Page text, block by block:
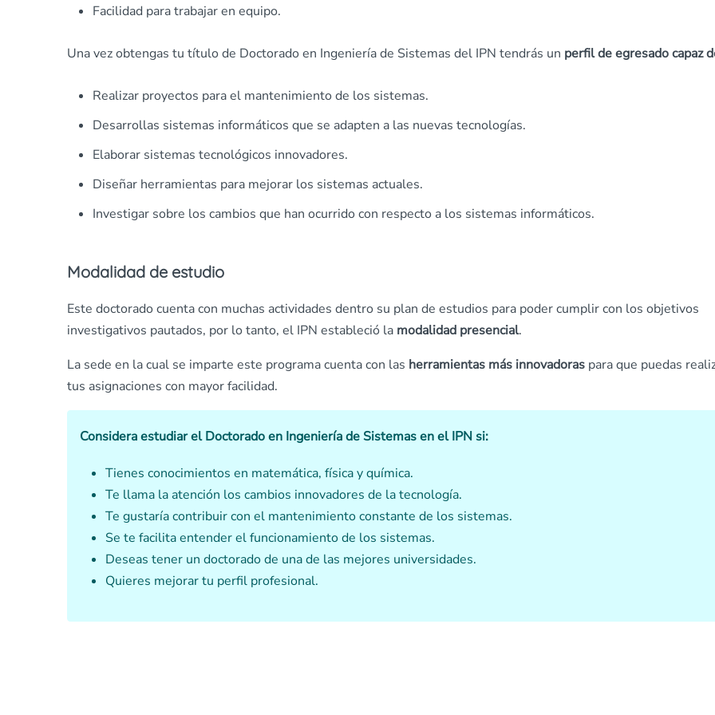
Facilidad para trabajar en equipo.
Una vez obtengas tu título de Doctorado en Ingeniería de Sistemas del IPN tendrás un perfil de egresado capaz
Realizar proyectos para el mantenimiento de los sistemas.
Desarrollas sistemas informáticos que se adapten a las nuevas tecnologías.
Elaborar sistemas tecnológicos innovadores.
Diseñar herramientas para mejorar los sistemas actuales.
Investigar sobre los cambios que han ocurrido con respecto a los sistemas informáticos.
Modalidad de estudio
Este doctorado cuenta con muchas actividades dentro su plan de estudios para poder cumplir con los objetivos
investigativos pautados, por lo tanto, el IPN estableció la modalidad presencial.
La sede en la cual se imparte este programa cuenta con las herramientas más innovadoras para que puedas
tus asignaciones con mayor facilidad.
Considera estudiar el Doctorado en Ingeniería de Sistemas en el IPN si:
Tienes conocimientos en matemática, física y química.
Te llama la atención los cambios innovadores de la tecnología.
Te gustaría contribuir con el mantenimiento constante de los sistemas.
Se te facilita entender el funcionamiento de los sistemas.
Deseas tener un doctorado de una de las mejores universidades.
Quieres mejorar tu perfil profesional.